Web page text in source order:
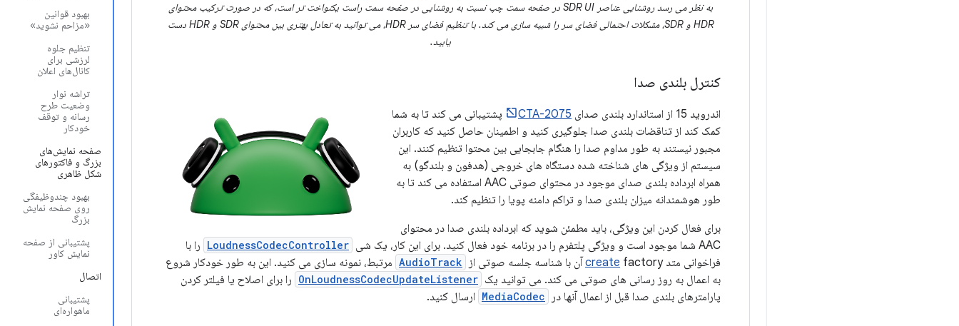
بهبود قوانین
«مزاحم نشوید»
تنظیم جلوه
لرزشی برای
کانال‌های اعلان
تراشه نوار
وضعیت طرح
رسانه و توقف
خودکار
صفحه نمایش‌های
بزرگ و فاکتورهای
شکل ظاهری
بهبود چندوظیفگی
روی صفحه نمایش
بزرگ
پشتیبانی از صفحه
نمایش کاور
اتصال
پشتیبانی
ماهواره‌ای
به نظر می رسد روشنایی عناصر SDR UI در صفحه سمت چپ نسبت به روشنایی در صفحه سمت راست یکنواخت تر است، که در صورت ترکیب محتوای
HDR و SDR، مشکلات احتمالی فضای سر را شبیه سازی می کند. با تنظیم فضای سر HDR، می توانید به تعادل بهتری بین محتوای SDR و HDR دست
یابید.
کنترل بلندی صدا
اندروید 15 از استاندارد بلندی صدای CTA-2075
پشتیبانی می کند تا به شما
کمک کند از تناقضات بلندی صدا جلوگیری کنید و اطمینان حاصل کنید که کاربران
مجبور نیستند به طور مداوم صدا را هنگام جابجایی بین محتوا تنظیم کنند. این
سیستم از ویژگی های شناخته شده دستگاه های خروجی (هدفون و بلندگو) به
همراه ابرداده بلندی صدای موجود در محتوای صوتی AAC استفاده می کند تا به
طور هوشمندانه میزان بلندی صدا و تراکم دامنه پویا را تنظیم کند.
برای فعال کردن این ویژگی، باید مطمئن شوید که ابرداده بلندی صدا در محتوای
AAC شما موجود است و ویژگی پلتفرم را در برنامه خود فعال کنید. برای این کار، یک شی
LoudnessCodecController را با
فراخوانی متد
create factory آن با شناسه جلسه صوتی از AudioTrack مرتبط، نمونه سازی می کنید. این به طور خودکار شروع
به اعمال به روز رسانی های صوتی می کند. می توانید یک OnLoudnessCodecUpdateListener را برای اصلاح یا فیلتر کردن
پارامترهای بلندی صدا قبل از اعمال آنها در
MediaCodec ارسال کنید.